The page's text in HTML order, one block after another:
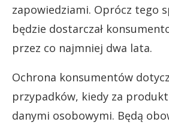
zapowiedziami. Oprócz tego
będzie dostarczał
przez co najmniej dwa lata.
Ochrona konsumentów
przypadków, kiedy za
danymi osobowymi. Będą